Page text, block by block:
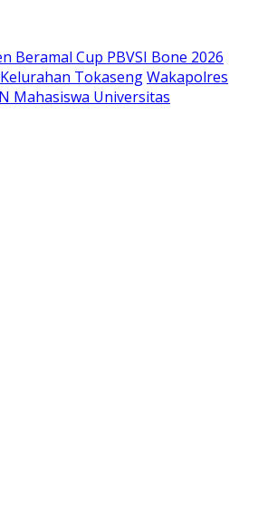
Beramal Cup PBVSI Bone 2026
TokasengWakapolres
Mahasiswa Universitas